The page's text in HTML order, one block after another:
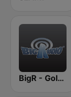
BigR - Golden Oldies